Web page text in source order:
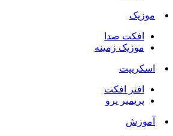
موزیک
افکت صدا
موزیک زمینه
اسکریپت
افتر افکت
پریمیر پرو
آموزش